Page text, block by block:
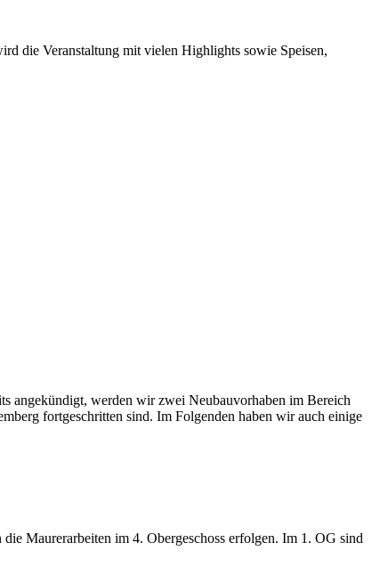
die Veranstaltung mit vielen Highlights sowie Speisen,
angekündigt, werden wir zwei Neubauvorhaben im Bereich
fortgeschritten sind. Im Folgenden haben wir auch einige
Maurerarbeiten im 4. Obergeschoss erfolgen. Im 1. OG sind